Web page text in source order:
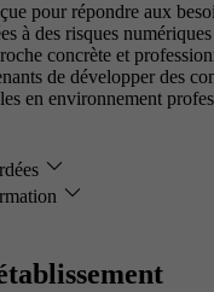
pour répondre aux
à des risques
concrète et
de développer des
en environnement